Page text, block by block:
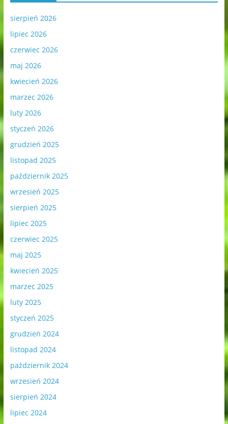
sierpień 2026
lipiec 2026
czerwiec 2026
maj 2026
kwiecień 2026
marzec 2026
luty 2026
styczeń 2026
grudzień 2025
listopad 2025
październik 2025
wrzesień 2025
sierpień 2025
lipiec 2025
czerwiec 2025
maj 2025
kwiecień 2025
marzec 2025
luty 2025
styczeń 2025
grudzień 2024
listopad 2024
październik 2024
wrzesień 2024
sierpień 2024
lipiec 2024